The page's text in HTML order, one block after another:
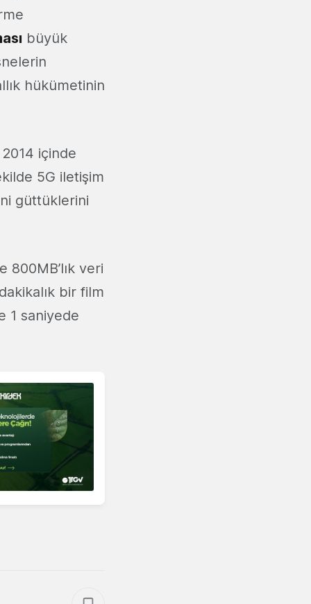
büyük
hükümetinin
içinde
5G iletişim
güttüklerini
veri
bir film
1 saniyede